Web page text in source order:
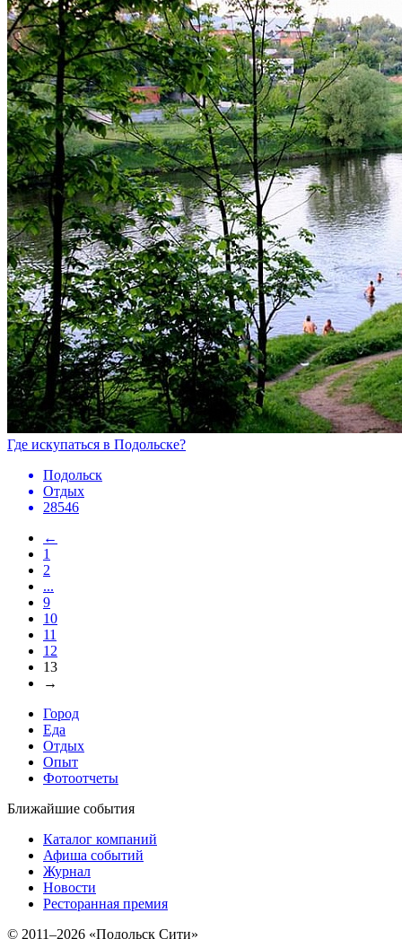
Где искупаться в Подольске?
Подольск
Отдых
28546
←
1
2
...
9
10
11
12
13
→
Город
Еда
Отдых
Опыт
Фотоотчеты
Ближайшие события
Каталог компаний
Афиша событий
Журнал
Новости
Ресторанная премия
© 2011–2026 «Подольск Сити»